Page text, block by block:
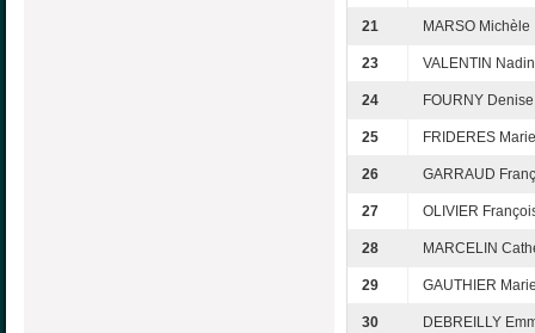
21 MARSO Michèle
23 VALENTIN
24 FOURNY Denise
25 FRIDERES
26 GARRAUD
27 OLIVIER
28 MARCELIN
29 GAUTHIER
30 DEBREILLY